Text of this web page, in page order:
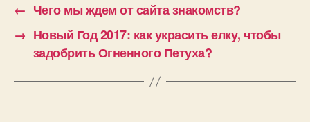
← Чего мы ждем от сайта знакомств?
→ Новый Год 2017: как украсить елку, чтобы
задобрить Огненного Петуха?